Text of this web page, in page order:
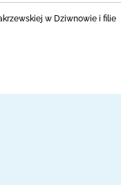
w Dziwnowie i filie